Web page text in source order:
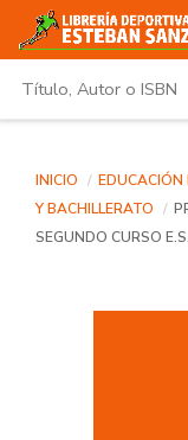
INICIO EDUCACIÓN
Y BACHILLERATO
SEGUNDO CURSO